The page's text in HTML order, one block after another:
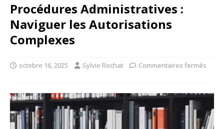
Procédures Administratives :
Naviguer les Autorisations
Complexes
octobre 16, 2025 Sylvie Rochat Commentaires fermés